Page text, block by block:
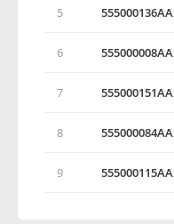
5 555000136AA
6 555000008AA
7 555000151AA
8 555000084AA
9 555000115AA